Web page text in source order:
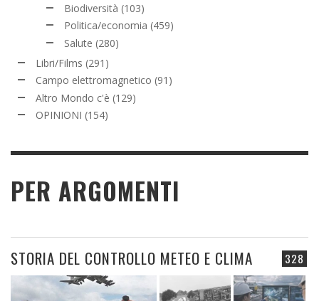
Biodiversità (103)
Politica/economia (459)
Salute (280)
Libri/Films (291)
Campo elettromagnetico (91)
Altro Mondo c'è (129)
OPINIONI (154)
PER ARGOMENTI
328
STORIA DEL CONTROLLO METEO E CLIMA